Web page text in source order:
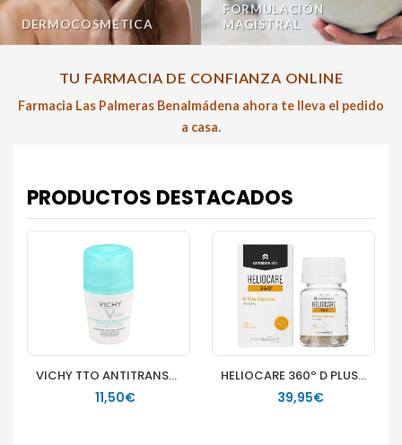
DERMOCOSMÉTICA
FORMULACIÓN
MAGISTRAL
TU FARMACIA DE CONFIANZA ONLINE
Farmacia Las Palmeras Benalmádena ahora te lleva el pedido
a casa.